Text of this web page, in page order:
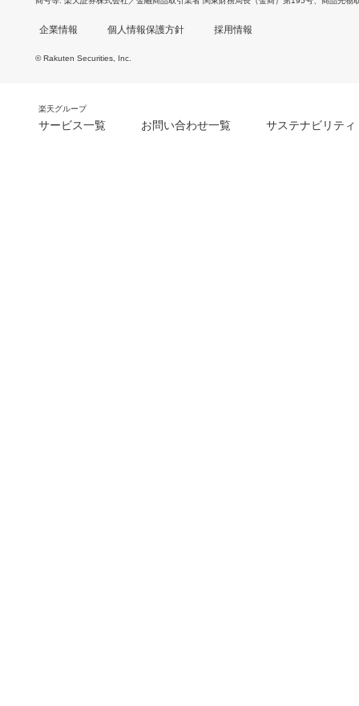
企業情報 個人情報保護方針 採用情報
© Rakuten Securities, Inc.
楽天グループ
サービス一覧 お問い合わせ一覧 サステナビリティ